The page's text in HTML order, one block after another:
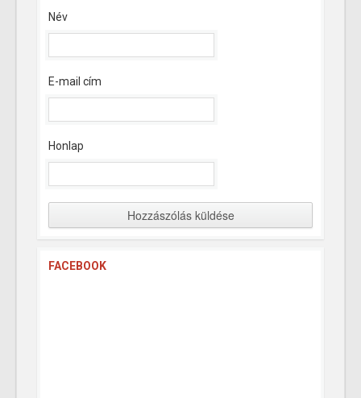
Név
E-mail cím
Honlap
FACEBOOK